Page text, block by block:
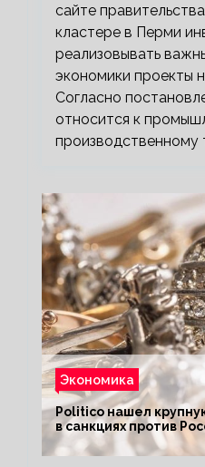
сайте
кластере в Перми
реализовывать
экономики проекты
Согласно
относится к
производственному
Экономика
Politico нашел
в санкциях против